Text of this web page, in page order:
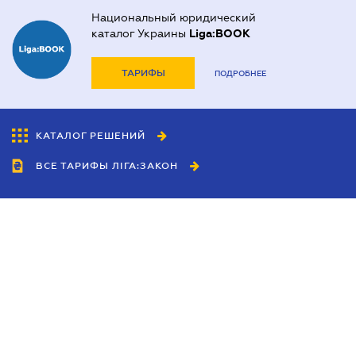
Национальный юридический
каталог Украины Liga:BOOK
ТАРИФЫ ПОДРОБНЕЕ
КАТАЛОГ РЕШЕНИЙ
ВСЕ ТАРИФЫ ЛІГА:ЗАКОН